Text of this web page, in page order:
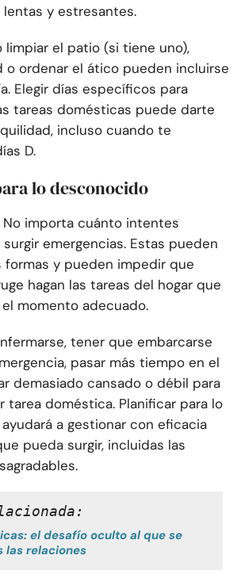
lentas y estresantes.
limpiar el patio (si tiene uno),
o ordenar el ático pueden incluirse
Elegir días específicos para
tareas domésticas puede darte
incluso cuando te
D.
lo desconocido
No importa cuánto intentes
emergencias. Estas pueden
formas y pueden impedir que
hagan las tareas del hogar que
momento adecuado.
tener que embarcarse
pasar más tiempo en el
demasiado cansado o débil para
tarea doméstica. Planificar para lo
a gestionar con eficacia
pueda surgir, incluidas las
el desafío oculto al que se
las relaciones